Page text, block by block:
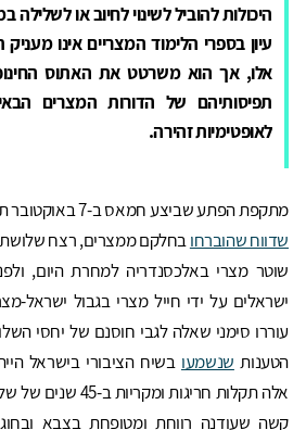
היכולות להוביל לשינוי לחיוב או
עיון בספרי הלימוד המצריים אינו
אלו, אך הוא משרטט את האתוס
תפיסותיהם של הדורות המצרים
לאופטימיות זהירה.
מתקפת הפתע שביצע חמאס ב-7 באוקטובר תוך שימוש באמצעי לחימה
שדווח שהוברחובחלקם ממצרים, רצח שלושת
שוטר מצרי באלכסנדריה למחרת היום,
עוררו סימני שאלה לגבי חוסנם של יחסי
הטענות שנשמעו בשיח הציבורי בישראל
אלה תקלות חריגות
קשה שעודנה רווחת ומטופחת בצבא